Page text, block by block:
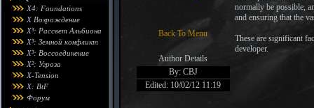
X4: Foundations
X Возрождение
X³: Рассвет Альбиона
X³: Земной конфликт
X³: Воссоединение
X²: Угроза
X-Tension
X: BtF
Форум
Back To Menu
Author Details
By: CBJ
Edited: 10/02/12 11:19
normally be possible,
and ensuring that the
These are significant
developer.